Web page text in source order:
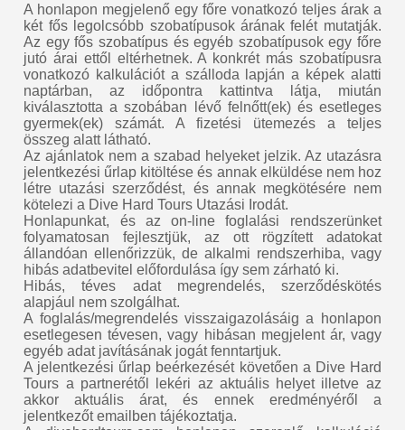
A honlapon megjelenő egy főre vonatkozó teljes árak a
két fős legolcsóbb szobatípusok árának felét mutatják.
Az egy fős szobatípus és egyéb szobatípusok egy főre
jutó árai ettől eltérhetnek. A konkrét más szobatípusra
vonatkozó kalkulációt a szálloda lapján a képek alatti
naptárban, az időpontra kattintva látja, miután
kiválasztotta a szobában lévő felnőtt(ek) és esetleges
gyermek(ek) számát. A fizetési ütemezés a teljes
összeg alatt látható.
Az ajánlatok nem a szabad helyeket jelzik. Az utazásra
jelentkezési űrlap kitöltése és annak elküldése nem hoz
létre utazási szerződést, és annak megkötésére nem
kötelezi a Dive Hard Tours Utazási Irodát.
Honlapunkat, és az on-line foglalási rendszerünket
folyamatosan fejlesztjük, az ott rögzített adatokat
állandóan ellenőrizzük, de alkalmi rendszerhiba, vagy
hibás adatbevitel előfordulása így sem zárható ki.
Hibás, téves adat megrendelés, szerződéskötés
alapjául nem szolgálhat.
A foglalás/megrendelés visszaigazolásáig a honlapon
esetlegesen tévesen, vagy hibásan megjelent ár, vagy
egyéb adat javításának jogát fenntartjuk.
A jelentkezési űrlap beérkezését követően a Dive Hard
Tours a partnerétől lekéri az aktuális helyet illetve az
akkor aktuális árat, és ennek eredményéről a
jelentkezőt emailben tájékoztatja.